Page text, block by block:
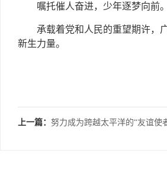
嘱托催人奋进，少年逐梦向前。
承载着党和人民的重望期许，
新生力量。
上一篇： 努力成为跨越太平洋的“友谊